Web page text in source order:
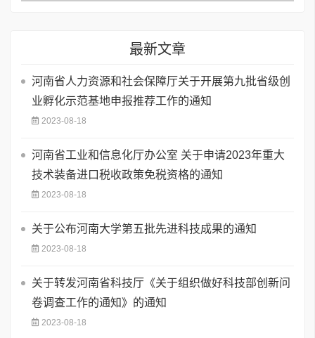
最新文章
河南省人力资源和社会保障厅关于开展第九批省级创
业孵化示范基地申报推荐工作的通知
2023-08-18
河南省工业和信息化厅办公室 关于申请2023年重大
技术装备进口税收政策免税资格的通知
2023-08-18
关于公布河南大学第五批先进科技成果的通知
2023-08-18
关于转发河南省科技厅《关于组织做好科技部创新问
卷调查工作的通知》的通知
2023-08-18